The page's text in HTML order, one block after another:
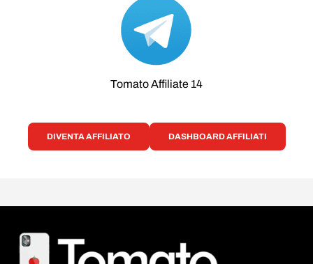
Tomato Affiliate 14
DIVENTA AFFILIATO DASHBOARD AFFILIATI